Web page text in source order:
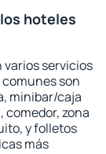
hoteles
varios servicios
son
minibar/caja
zona
y folletos
más